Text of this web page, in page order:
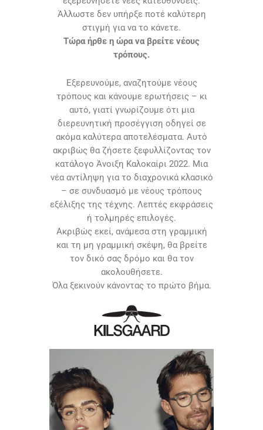
Άλλωστε δεν υπήρξε ποτέ καλύτερη
στιγμή για να το κάνετε.
Τώρα ήρθε η ώρα να βρείτε νέους
τρόπους.
Εξερευνούμε, αναζητούμε νέους
τρόπους και κάνουμε ερωτήσεις – κι
αυτό, γιατί γνωρίζουμε ότι μια
διερευνητική προσέγγιση οδηγεί σε
ακόμα καλύτερα αποτελέσματα. Αυτό
ακριβώς θα ζήσετε ξεφυλλίζοντας τον
κατάλογο Άνοιξη Καλοκαίρι 2022. Μια
νέα αντίληψη για το διαχρονικά κλασικό
– σε συνδυασμό με νέους τρόπους
εξέλιξης της τέχνης. Λεπτές εκφράσεις
ή τολμηρές επιλογές.
Ακριβώς εκεί, ανάμεσα στη γραμμική
και τη μη γραμμική σκέψη, θα βρείτε
τον δικό σας δρόμο και θα τον
ακολουθήσετε.
Όλα ξεκινούν κάνοντας το πρώτο βήμα.